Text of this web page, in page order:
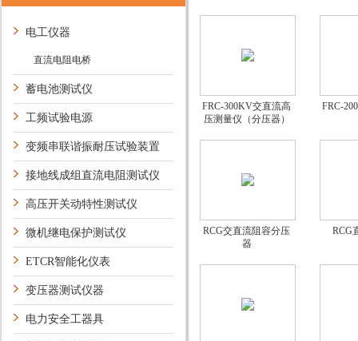
电工仪器
直流电阻电桥
蓄电池测试仪
工频试验电源
变频串联谐振耐压试验装置
接地线成组直流电阻测试仪
高压开关动特性测试仪
微机继电保护测试仪
ETCR智能化仪表
变压器测试仪器
电力安全工器具
FRC-300KV交直流高
压测量仪（分压器）
FRC-
RCG交直流阻容分压
器
RCG